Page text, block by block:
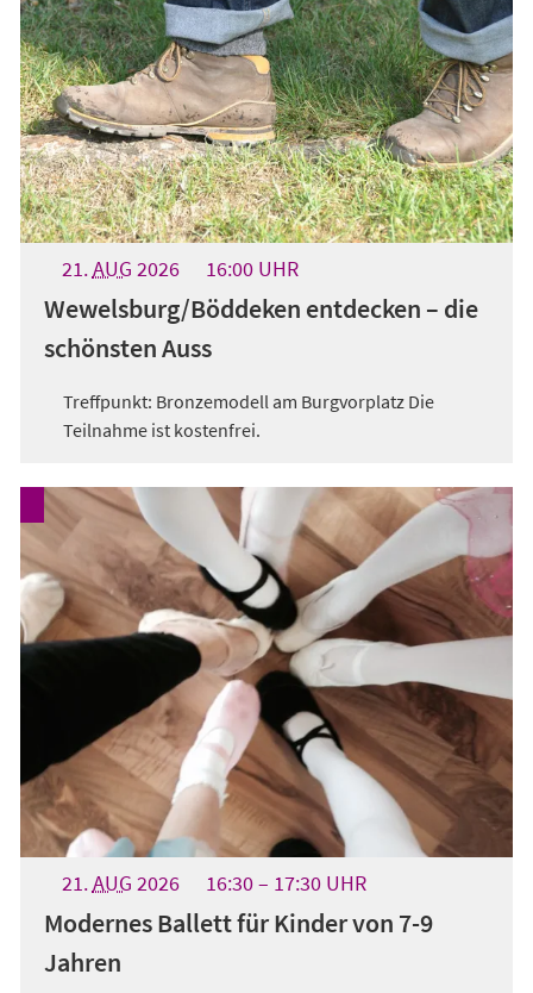
21.AUG 2026 16:00UHR
Wewelsburg/Böddeken entdecken – die
schönsten Auss
Treffpunkt: Bronzemodell am Burgvorplatz Die
Teilnahme ist kostenfrei.
21.AUG 2026 16:30 17:30UHR
Modernes Ballett für Kinder von 7-9
Jahren